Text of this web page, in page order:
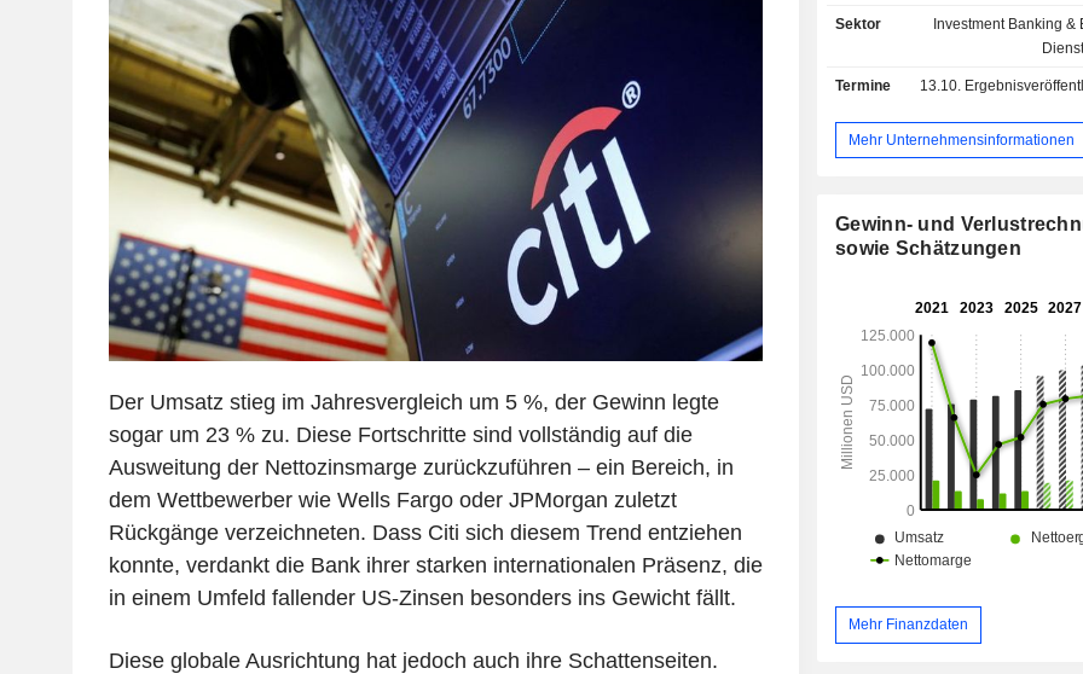
Der Umsatz stieg im Jahresvergleich um 5 %, der Gewinn legte
sogar um 23 % zu. Diese Fortschritte sind vollständig auf die
Ausweitung der Nettozinsmarge zurückzuführen – ein Bereich, in
dem Wettbewerber wie Wells Fargo oder JPMorgan zuletzt
Rückgänge verzeichneten. Dass Citi sich diesem Trend entziehen
konnte, verdankt die Bank ihrer starken internationalen Präsenz, die
in einem Umfeld fallender US-Zinsen besonders ins Gewicht fällt.
Diese globale Ausrichtung hat jedoch auch ihre Schattenseiten.
Sonstiges: vor allem Private
Verwaltung alternativer Investmentfonds.
US-Dollar an laufenden Einlagen
Produkte und Dienstleistungen
Netzwerk von 1.959 Filialen weltweit
Sektor
Investment Banking &
Termine 13.10.
Mehr Unternehmensinformationen
Gewinn- und
sowie Schätzungen
Mehr Finanzdaten